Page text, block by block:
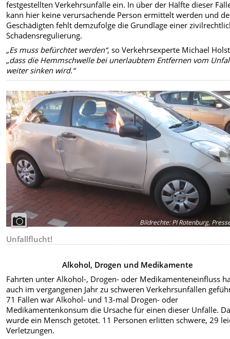
festgestellten Verkehrsunfälle ein. In über der Hälfte dieser
kann hier keine verursachende Person ermittelt werden und
Geschädigten fehlt demzufolge die Grundlage einer
Schadensregulierung.
„Es muss befürchtet werden“, so Verkehrsexperte Michael
„dass die Hemmschwelle bei unerlaubtem Entfernen vom
weiter sinken wird.“
Bildrechte:PI Rotenburg,
Unfallflucht!
Alkohol, Drogen und Medikamente
Fahrten unter Alkohol-, Drogen- oder Medikamenteneinfluss
auch im vergangenen Jahr zu schweren Verkehrsunfällen
71 Fällen war Alkohol- und 13-mal Drogen- oder
Medikamentenkonsum die Ursache für einen dieser Unfälle.
wurde ein Mensch getötet. 11 Personen erlitten schwere, 29
Verletzungen.